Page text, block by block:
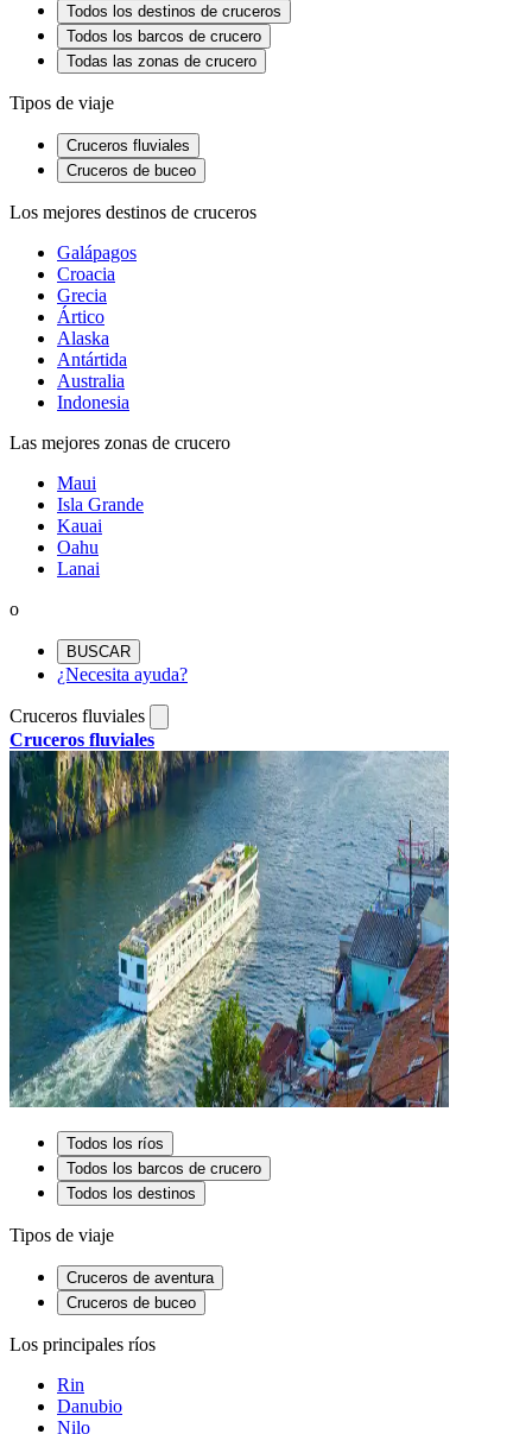
Todos los destinos de cruceros
Todos los barcos de crucero
Todas las zonas de crucero
Tipos de viaje
Cruceros fluviales
Cruceros de buceo
Los mejores destinos de cruceros
Galápagos
Croacia
Grecia
Ártico
Alaska
Antártida
Australia
Indonesia
Las mejores zonas de crucero
Maui
Isla Grande
Kauai
Oahu
Lanai
o
BUSCAR
¿Necesita ayuda?
Cruceros fluviales
Cruceros fluviales
Todos los ríos
Todos los barcos de crucero
Todos los destinos
Tipos de viaje
Cruceros de aventura
Cruceros de buceo
Los principales ríos
Rin
Danubio
Nilo